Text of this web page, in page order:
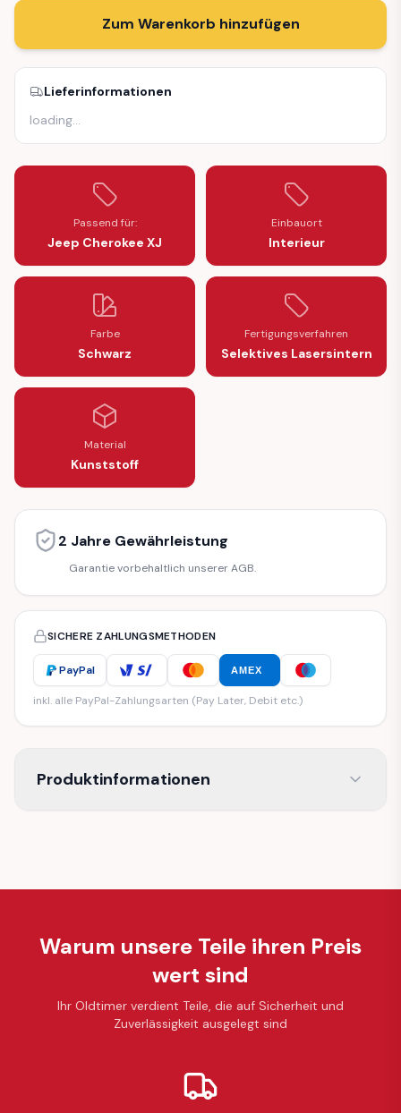
Zum Warenkorb hinzufügen
Lieferinformationen
loading…
Passend für:
Jeep Cherokee XJ
Einbauort
Interieur
Farbe
Schwarz
Fertigungsverfahren
Selektives Lasersintern
Material
Kunststoff
2 Jahre Gewährleistung
Garantie vorbehaltlich unserer AGB.
SICHERE ZAHLUNGSMETHODEN
PayPal AMEX
inkl. alle PayPal-Zahlungsarten (Pay Later, Debit etc.)
Produktinformationen
Warum unsere Teile ihren Preis
wert sind
Ihr Oldtimer verdient Teile, die auf Sicherheit und
Zuverlässigkeit ausgelegt sind